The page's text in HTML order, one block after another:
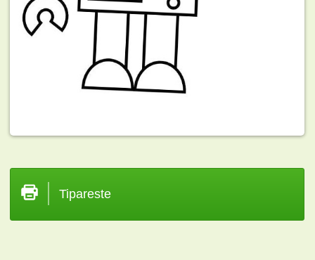
Tipareste